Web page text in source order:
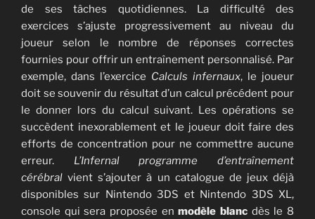
de ses tâches quotidiennes. La difficulté des
exercices s’ajuste progressivement au niveau du
joueur selon le nombre de réponses correctes
fournies pour offrir un entraînement personnalisé. Par
exemple, dans l’exercice Calculs infernaux, le joueur
doit se souvenir du résultat d’un calcul précédent pour
le donner lors du calcul suivant. Les opérations se
succèdent inexorablement et le joueur doit faire des
efforts de concentration pour ne commettre aucune
erreur. L’Infernal programme d’entraînement
cérébral vient s’ajouter à un catalogue de jeux déjà
disponibles sur Nintendo 3DS et Nintendo 3DS XL,
console qui sera proposée enmodèle blanc dès le 8